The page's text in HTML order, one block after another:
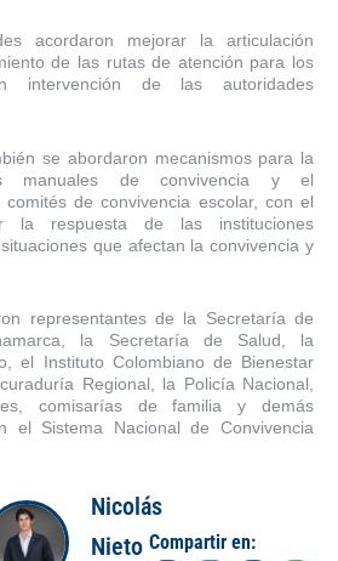
acordaron mejorar la articulación
de las rutas de atención para los
intervención de las autoridades
se abordaron mecanismos para la
manuales de convivencia y el
de convivencia escolar, con el
la respuesta de las instituciones
que afectan la convivencia y
representantes de la Secretaría de
la Secretaría de Salud, la
el Instituto Colombiano de Bienestar
Regional, la Policía Nacional,
comisarías de familia y demás
el Sistema Nacional de Convivencia
Nicolás
Nieto Compartir en: